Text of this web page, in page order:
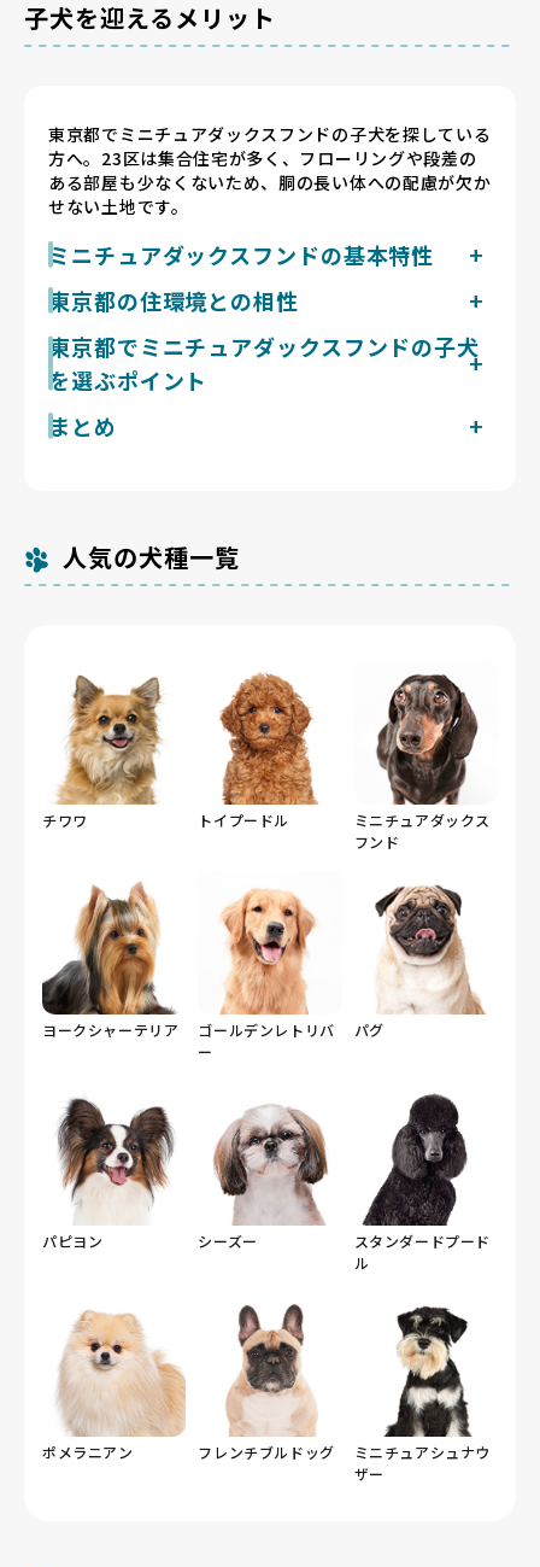
子犬を迎えるメリット
東京都でミニチュアダックスフンドの子犬を探している
方へ。23区は集合住宅が多く、フローリングや段差の
ある部屋も少なくないため、胴の長い体への配慮が欠か
せない土地です。
ミニチュアダックスフンドの基本特性
ミニチュアダックスフンドは成犬で体重4〜5kg・体高
13〜15cm前後の小型犬です。胴が長く脚が短い体型で
足腰への負担が大きいため、迎えた後は1日2回20〜30
分の散歩を、階段やソファからの飛び降りを避けながら
続けると落ち着いて暮らせます。被毛はスムース・ロン
グ・ワイヤーの3タイプで抜け毛の量には差があります
が、いずれもこまめなブラッシングが前提です。猟犬気
東京都の住環境との相性
東京都は夏にヒートアイランドの影響で都心の暑さが厳
しくなり、多摩地域では40℃に迫る猛暑日も見られま
す。冬は乾いた北風が吹き、晴天が続く日が多くなりま
す。胴の長いミニチュアダックスフンドはソファや階段
の上り下りが背骨への負担になりやすいため、室内では
ンがあり、無理な跳躍をせずに体を動かせる場所として
活用しやすい環境です。
東京都でミニチュアダックスフンドの子犬
を選ぶポイント
東京都で掲載中のミニチュアダックスフンドのブリーダ
の掲載数が多くないのは、親犬の飼育環境や出産頻度ま
で確認したうえで厳選しているためです。東京都内には
まとめ
人気の犬種一覧
チワワ トイプードル
ミニチュアダックス
フンド
ヨークシャーテリア
ゴールデンレトリバ
ー
パグ
パピヨン シーズー
スタンダードプード
ル
ポメラニアン フレンチブルドッグ
ミニチュアシュナウ
ザー